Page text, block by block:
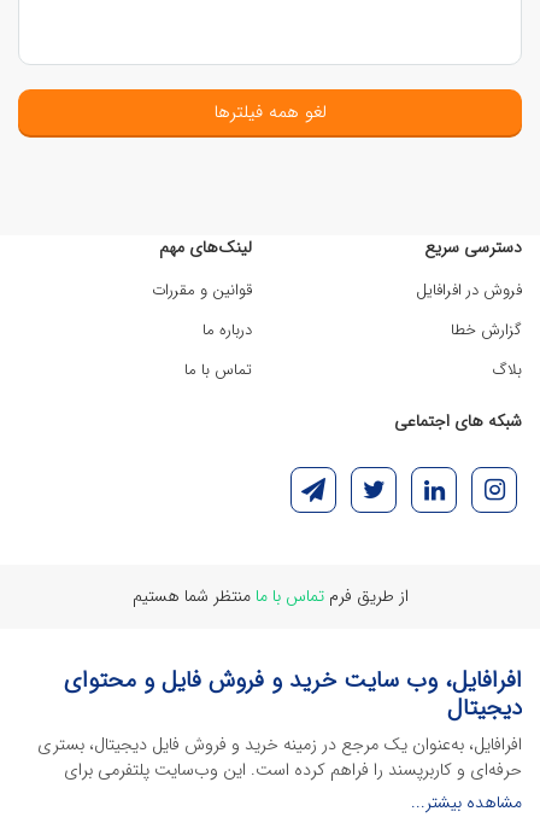
لغو همه فیلترها
دسترسی سریع
فروش در افرافایل
گزارش خطا
بلاگ
لینک‌های مهم
قوانین و مقررات
درباره ما
تماس با ما
شبکه های اجتماعی
از طریق فرمتماس با ما منتظر شما هستیم
افرافایل، وب سایت خرید و فروش فایل و محتوای
دیجیتال
افرافایل، به‌عنوان یک مرجع در زمینه خرید و فروش فایل دیجیتال، بستری
حرفه‌ای و کاربرپسند را فراهم کرده است. این وب‌سایت‌ پلتفرمی برای
طراحان، دانشجویان و فریلنسرها ایجاد می‌کند تا به راحتی محصولات
مشاهده بیشتر...